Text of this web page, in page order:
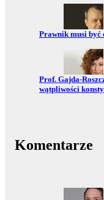
Przejdź do:
Prawnik musi być
Przejdź do:
Prof. Gajda-
wątpliwości
Komentarze